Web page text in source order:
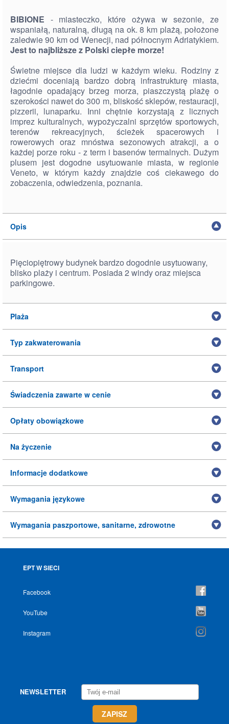
BIBIONE - miasteczko, które ożywa w sezonie, ze
wspaniałą, naturalną, długą na ok. 8 km plażą, położone
zaledwie 90 km od Wenecji, nad północnym Adriatykiem.
Jest to najbliższe z Polski ciepłe morze!
Świetne miejsce dla ludzi w każdym wieku. Rodziny z
dziećmi doceniają bardzo dobrą infrastrukturę miasta,
łagodnie opadający brzeg morza, piaszczystą plażę o
szerokości nawet do 300 m, bliskość sklepów, restauracji,
pizzerii, lunaparku. Inni chętnie korzystają z licznych
imprez kulturalnych, wypożyczalni sprzętów sportowych,
terenów rekreacyjnych, ścieżek spacerowych i
rowerowych oraz mnóstwa sezonowych atrakcji, a o
każdej porze roku - z term i basenów termalnych. Dużym
plusem jest dogodne usytuowanie miasta, w regionie
Veneto, w którym każdy znajdzie coś ciekawego do
zobaczenia, odwiedzenia, poznania.
Opis
Pięciopiętrowy budynek bardzo dogodnie usytuowany,
blisko plaży i centrum. Posiada 2 windy oraz miejsca
parkingowe.
Plaża
Typ zakwaterowania
Transport
Świadczenia zawarte w cenie
Opłaty obowiązkowe
Na życzenie
Informacje dodatkowe
Wymagania językowe
Wymagania paszportowe, sanitarne, zdrowotne
EPT W SIECI
Facebook
YouTube
Instagram
NEWSLETTER